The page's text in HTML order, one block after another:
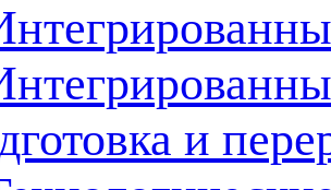
и